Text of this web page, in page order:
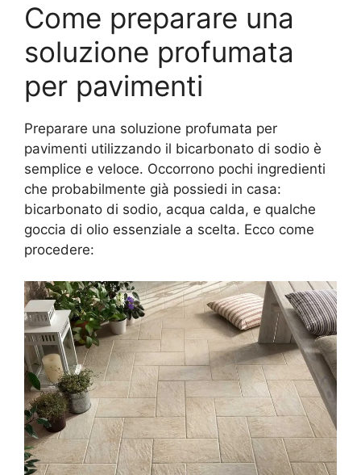
Come preparare una
soluzione profumata
per pavimenti
Preparare una soluzione profumata per
pavimenti utilizzando il bicarbonato di sodio è
semplice e veloce. Occorrono pochi ingredienti
che probabilmente già possiedi in casa:
bicarbonato di sodio, acqua calda, e qualche
goccia di olio essenziale a scelta. Ecco come
procedere: